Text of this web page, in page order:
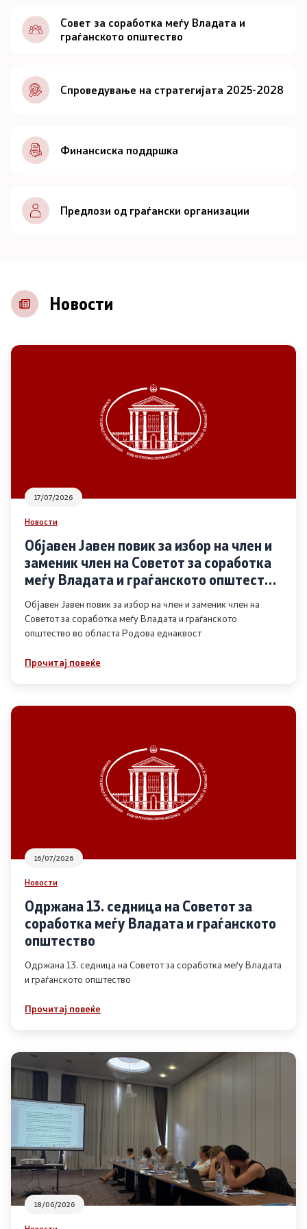
Документи
Совет
За советот
Документи
Записници и дневни редови од седниците на
Советот
Контакт
Основање на здружение
Дијалог меѓу Владата и граѓанскиот сектор
Отворени денови за иницијативи на граѓанските
организации
Финансиска поддршка
Извештаи
Список на ОЈИ
Контакт
Контакт
Линкови
Изјава за пристапност
Со еден клик до сите услуги
Совет за соработка меѓу Владата и
граѓанското општество
Спроведување на стратегијата 2025-2028
Финансиска поддршка
Предлози од граѓански организации
Новости
17/07/2026
Новости
Објавен Јавен повик за избор на член и
заменик член на Советот за соработка
меѓу Владата и граѓанското општество
во областа Родова еднаквост
Објавен Јавен повик за избор на член и заменик член на
Советот за соработка меѓу Владата и граѓанското
општество во областа Родова еднаквост
Прочитај повеќе
16/07/2026
Новости
Одржана 13. седница на Советот за
соработка меѓу Владата и граѓанското
општество
Одржана 13. седница на Советот за соработка меѓу Владата
и граѓанското општество
Прочитај повеќе
18/06/2026